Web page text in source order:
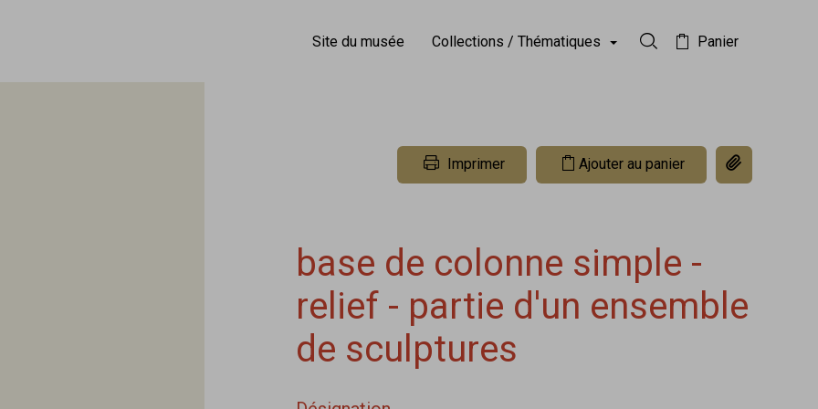
Site du musée Collections / Thématiques Rechercher dans la
Panier
Imprimer Ajouter au panier Copier le lien
base de colonne simple -
relief - partie d'un ensemble
de sculptures